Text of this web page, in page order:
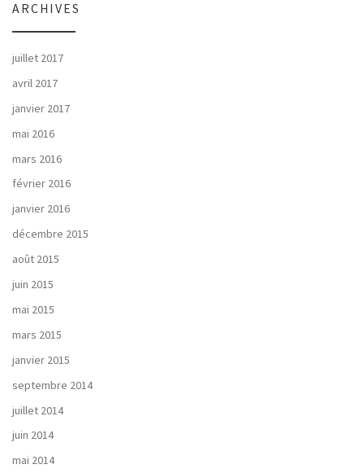
ARCHIVES
juillet 2017
avril 2017
janvier 2017
mai 2016
mars 2016
février 2016
janvier 2016
décembre 2015
août 2015
juin 2015
mai 2015
mars 2015
janvier 2015
septembre 2014
juillet 2014
juin 2014
mai 2014